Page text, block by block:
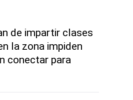
de impartir clases
la zona impiden
conectar para